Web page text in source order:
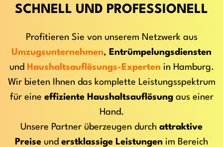
SCHNELL UND PROFESSIONELL
Profitieren Sie von unserem Netzwerk aus
Umzugsunternehmen, Entrümpelungsdiensten
und
Haushaltsauflösungs-Experten in Hamburg.
Wir bieten Ihnen das komplette Leistungsspektrum
für eine effiziente Haushaltsauflösungaus einer
Hand.
Unsere Partner überzeugen durch attraktive
Preise und erstklassige Leistungen im Bereich